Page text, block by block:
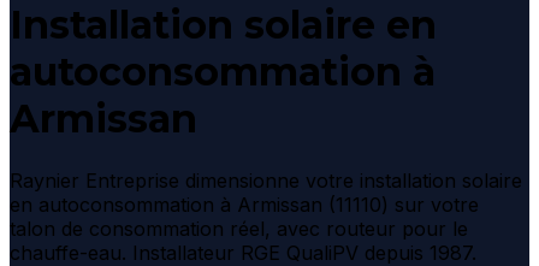
Installation solaire en
autoconsommation à
Armissan
Raynier Entreprise dimensionne votre installation solaire
en autoconsommation à Armissan (11110) sur votre
talon de consommation réel, avec routeur pour le
chauffe-eau. Installateur RGE QualiPV depuis 1987.